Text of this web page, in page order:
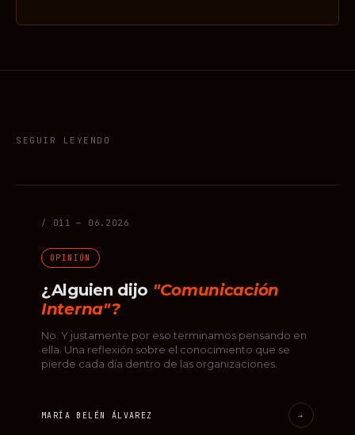
SEGUIR LEYENDO
/ 011 — 06.2026
OPINIÓN
¿Alguien dijo "Comunicación
Interna"?
No. Y justamente por eso terminamos pensando en
ella. Una reflexión sobre el conocimiento que se
pierde cada día dentro de las organizaciones.
MARÍA BELÉN ÁLVAREZ →